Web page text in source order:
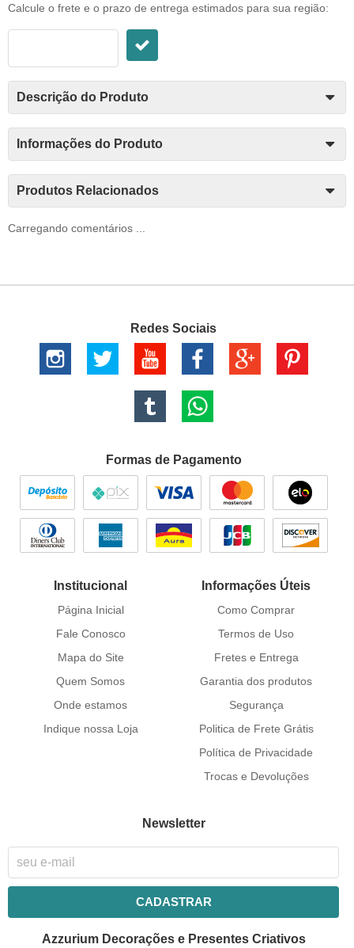
Calcule o frete e o prazo de entrega estimados para sua região:
Descrição do Produto
Informações do Produto
Produtos Relacionados
Carregando comentários ...
Redes Sociais
Formas de Pagamento
Institucional
Página Inicial
Fale Conosco
Mapa do Site
Quem Somos
Onde estamos
Indique nossa Loja
Informações Úteis
Como Comprar
Termos de Uso
Fretes e Entrega
Garantia dos produtos
Segurança
Politica de Frete Grátis
Política de Privacidade
Trocas e Devoluções
Newsletter
CADASTRAR
Azzurium Decorações e Presentes Criativos